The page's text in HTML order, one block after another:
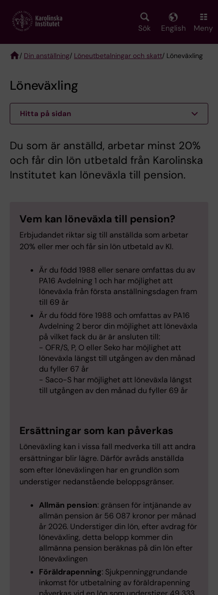
main
Sök English Meny
/ Din anställning/ Löneutbetalningar och skatt/ Löneväxling
Löneväxling
Hitta på sidan
Du som är anställd, arbetar minst 20%
och får din lön utbetald från Karolinska
Institutet kan löneväxla till pension.
Vem kan löneväxla till pension?
Erbjudandet riktar sig till anställda som arbetar
20% eller mer och får sin lön utbetald av KI.
Är du född 1988 eller senare omfattas du av
PA16 Avdelning 1 och har möjlighet att
löneväxla från första anställningsdagen fram
till 69 år
Är du född före 1988 och omfattas av PA16
Avdelning 2 beror din möjlighet att löneväxla
på vilket fack du är är ansluten till:
- OFR/S, P, O eller Seko har möjlighet att
löneväxla längst till utgången av den månad
du fyller 67 år
- Saco-S har möjlighet att löneväxla längst
till utgången av den månad du fyller 69 år
Ersättningar som kan påverkas
Löneväxling kan i vissa fall medverka till att andra
ersättningar blir lägre. Därför avråds anställda
som efter löneväxlingen har en grundlön som
understiger nedanstående beloppsgränser.
Allmän pension: gränsen för intjänande av
allmän pension är 56 087 kronor per månad
år 2026. Understiger din lön, efter avdrag för
löneväxling, detta belopp kommer din
allmänna pension beräknas på din lön efter
löneväxlingen
Föräldrapenning: Sjukpenninggrundande
inkomst för utbetalning av föräldrapenning